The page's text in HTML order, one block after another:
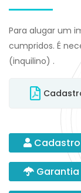
Para alugar um
cumpridos. É
(inquilino) .